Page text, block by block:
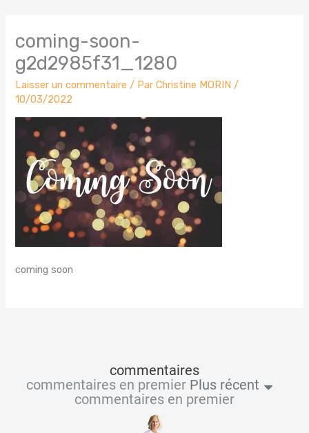
coming-soon-
g2d2985f31_1280
Laisser un commentaire / ParChristine MORIN/
10/03/2022
coming soon
commentaires
commentaires en premier Plus récent
commentaires en premier